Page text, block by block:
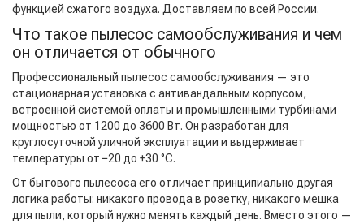
функцией сжатого воздуха. Доставляем по всей России.
Что такое пылесос самообслуживания и чем
он отличается от обычного
Профессиональный пылесос самообслуживания — это
стационарная установка с антивандальным корпусом,
встроенной системой оплаты и промышленными турбинами
мощностью от 1200 до 3600 Вт. Он разработан для
круглосуточной уличной эксплуатации и выдерживает
температуры от −20 до +30 °C.
От бытового пылесоса его отличает принципиально другая
логика работы: никакого провода в розетку, никакого мешка
для пыли, который нужно менять каждый день. Вместо этого —